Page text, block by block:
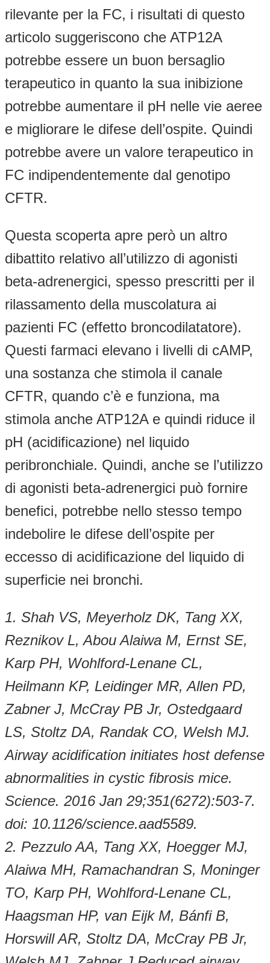
rilevante per la FC, i risultati di questo
articolo suggeriscono che ATP12A
potrebbe essere un buon bersaglio
terapeutico in quanto la sua inibizione
potrebbe aumentare il pH nelle vie aeree
e migliorare le difese dell’ospite. Quindi
potrebbe avere un valore terapeutico in
FC indipendentemente dal genotipo
CFTR.
Questa scoperta apre però un altro
dibattito relativo all’utilizzo di agonisti
beta-adrenergici, spesso prescritti per il
rilassamento della muscolatura ai
pazienti FC (effetto broncodilatatore).
Questi farmaci elevano i livelli di cAMP,
una sostanza che stimola il canale
CFTR, quando c’è e funziona, ma
stimola anche ATP12A e quindi riduce il
pH (acidificazione) nel liquido
peribronchiale. Quindi, anche se l’utilizzo
di agonisti beta-adrenergici può fornire
benefici, potrebbe nello stesso tempo
indebolire le difese dell’ospite per
eccesso di acidificazione del liquido di
superficie nei bronchi.
1. Shah VS, Meyerholz DK, Tang XX,
Reznikov L, Abou Alaiwa M, Ernst SE,
Karp PH, Wohlford-Lenane CL,
Heilmann KP, Leidinger MR, Allen PD,
Zabner J, McCray PB Jr, Ostedgaard
LS, Stoltz DA, Randak CO, Welsh MJ.
Airway acidification initiates host defense
abnormalities in cystic fibrosis mice.
Science. 2016 Jan 29;351(6272):503-7.
doi: 10.1126/science.aad5589.
2. Pezzulo AA, Tang XX, Hoegger MJ,
Alaiwa MH, Ramachandran S, Moninger
TO, Karp PH, Wohlford-Lenane CL,
Haagsman HP, van Eijk M, Bánfi B,
Horswill AR, Stoltz DA, McCray PB Jr,